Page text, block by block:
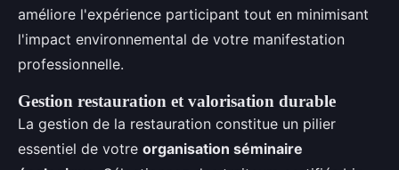
améliore l'expérience participant tout en minimisant
l'impact environnemental de votre manifestation
professionnelle.
Gestion restauration et valorisation durable
La gestion de la restauration constitue un pilier
essentiel de votre organisation séminaire